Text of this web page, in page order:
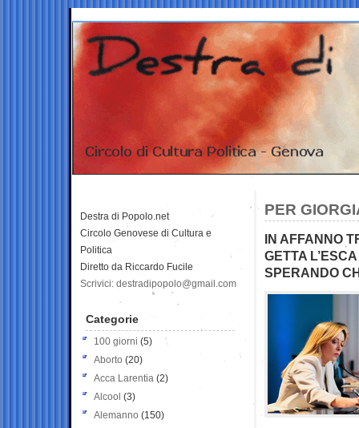
PER
IN AFFANNO
GETTA
SPERANDO
Destra di Popolo.net
Circolo Genovese di Cultura e
Politica
Diretto da Riccardo Fucile
Scrivici: destradipopolo@gmail.com
Categorie
100 giorni (5)
Aborto (20)
Acca Larentia (2)
Alcool (3)
Alemanno (150)